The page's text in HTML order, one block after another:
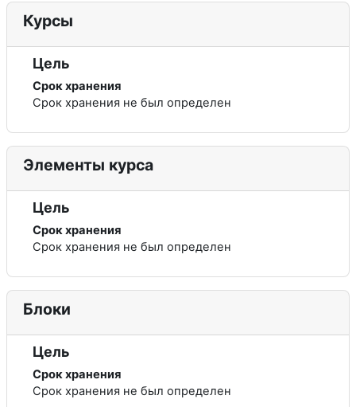
Курсы
Цель
Срок хранения
Срок хранения не был определен
Элементы курса
Цель
Срок хранения
Срок хранения не был определен
Блоки
Цель
Срок хранения
Срок хранения не был определен